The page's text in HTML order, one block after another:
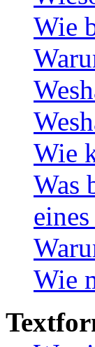
Wie
Wie
Was
Wie